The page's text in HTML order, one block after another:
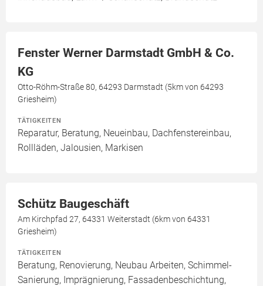
Fenster Werner Darmstadt GmbH & Co.
KG
Otto-Röhm-Straße 80, 64293 Darmstadt (5km von 64293
Griesheim)
TÄTIGKEITEN
Reparatur, Beratung, Neueinbau, Dachfenstereinbau,
Rollläden, Jalousien, Markisen
Schütz Baugeschäft
Am Kirchpfad 27, 64331 Weiterstadt (6km von 64331
Griesheim)
TÄTIGKEITEN
Beratung, Renovierung, Neubau Arbeiten, Schimmel-
Sanierung, Imprägnierung, Fassadenbeschichtung,